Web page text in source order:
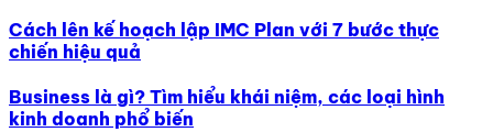
Cách lên kế hoạch lập IMC Plan với 7 bước thực
chiến hiệu quả
Business là gì? Tìm hiểu khái niệm, các loại hình
kinh doanh phổ biến